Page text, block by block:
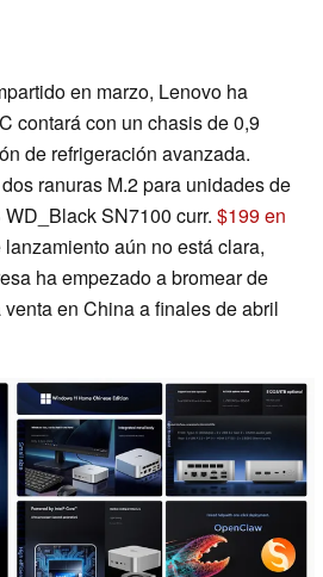
en marzo, Lenovo ha
contará con un chasis de 0,9
de refrigeración avanzada.
ranuras M.2 para unidades de
SN7100 curr. $199 en
aún no está clara,
ha empezado a bromear de
en China a finales de abril